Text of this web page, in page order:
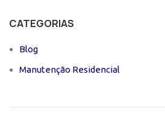
CATEGORIAS
Blog
Manutenção Residencial